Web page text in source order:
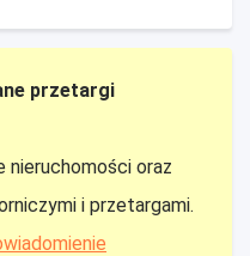
przetargi
nieruchomości oraz
i przetargami.